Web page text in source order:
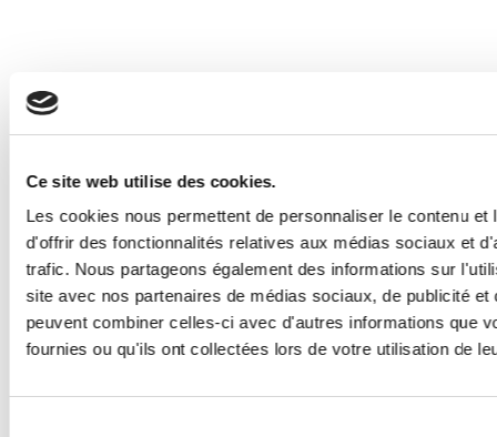
Ce site web utilise des cookies.
Les cookies nous permettent de personnaliser le contenu et
d'offrir des fonctionnalités relatives aux médias sociaux et
trafic. Nous partageons également des informations sur
site avec nos partenaires de médias sociaux, de publicité et
peuvent combiner celles-ci avec d'autres informations que
fournies ou qu'ils ont collectées lors de votre utilisation de